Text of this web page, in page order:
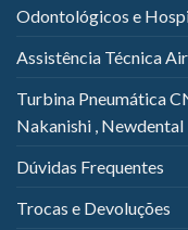
Odontológicos e
Assistência Técnica
Turbina Pneumática
Nakanishi , Newdental
Dúvidas Frequentes
Trocas e Devoluções